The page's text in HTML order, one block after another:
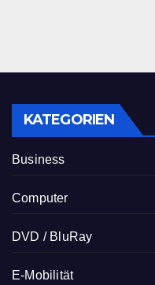
KATEGORIEN
Business
Computer
DVD / BluRay
E-Mobilität